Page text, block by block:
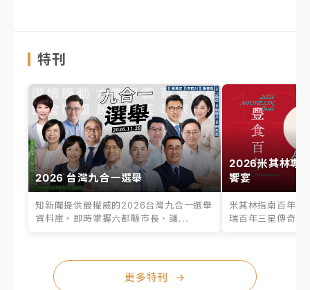
特刊
2026 台灣九合一選舉
知新聞提供最權威的2026台灣九合一選舉
資料庫。即時掌握六都縣市長、議...
2026米其林專
饗宴
米其林指南百年之
瑞百年三星傳奇、
更多特刊 →